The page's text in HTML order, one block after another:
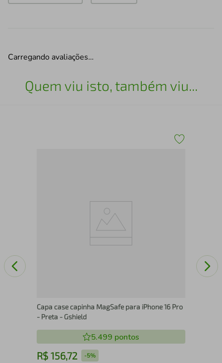
Carregando avaliações…
Quem viu isto, também viu...
Capa case capinha MagSafe para iPhone 16 Pro
- Preta - Gshield
5.499 pontos
R$ 156,72 -5%